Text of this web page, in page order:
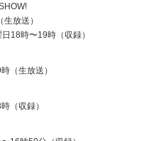
放送）
18時〜19時（収録）
（生放送）
（収録）